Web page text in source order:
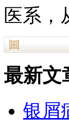
医系，
最新文
银屑